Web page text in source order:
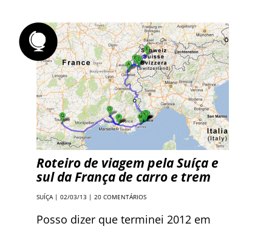
Roteiro de viagem pela Suíça e
sul da França de carro e trem
SUÍÇA | 02/03/13 | 20 COMENTÁRIOS
Posso dizer que terminei 2012 em